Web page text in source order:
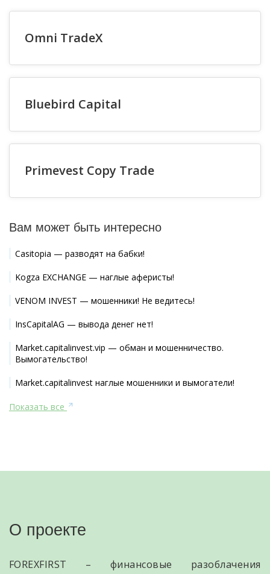
Omni TradeX
Bluebird Capital
Primevest Copy Trade
Вам может быть интересно
Casitopia — разводят на бабки!
Kogza EXCHANGE — наглые аферисты!
VENOM INVEST — мошенники! Не ведитесь!
InsCapitalAG — вывода денег нет!
Market.capitalinvest.vip — обман и мошенничество.
Вымогательство!
Market.capitalinvest наглые мошенники и вымогатели!
Показать все
О проекте
FOREXFIRST – финансовые разоблачения